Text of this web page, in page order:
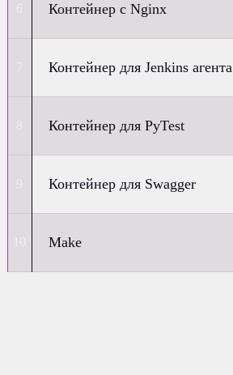
Контейнер с Nginx
Контейнер для Jenkins агента
Контейнер для PyTest
Контейнер для Swagger
Make